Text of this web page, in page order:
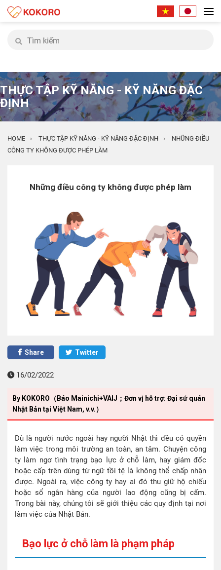
THỰC TẬP KỸ NĂNG - KỸ NĂNG ĐẶC
ĐỊNH
HOME › THỰC TẬP KỸ NĂNG - KỸ NĂNG ĐẶC ĐỊNH ›
NHỮNG ĐIỀU
CÔNG TY KHÔNG ĐƯỢC PHÉP LÀM
Những điều công ty không được phép làm
Share Twitter
16/02/2022
By KOKORO（Báo Mainichi+VAIJ；Đơn vị hỗ trợ: Đại sứ quán
Nhật Bản tại Việt Nam, v.v.）
Dù là người nước ngoài hay người Nhật thì đều có quyền
làm việc trong môi trường an toàn, an tâm. Chuyện công
ty làm ngơ tình trạng bạo lực ở chỗ làm, hay giám đốc
hoặc cấp trên dùng từ ngữ tồi tệ là không thể chấp nhận
được. Ngoài ra, việc công ty hay ai đó thu giữ hộ chiếu
hoặc sổ ngân hàng của người lao động cũng bị cấm.
Trong bài này, chúng tôi sẽ giới thiệu các quy định tại nơi
làm việc của Nhật Bản.
Bạo lực ở chỗ làm là phạm pháp